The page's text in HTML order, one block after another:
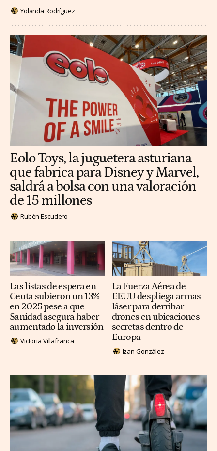
Yolanda Rodríguez
Eolo Toys, la juguetera asturiana
que fabrica para Disney y Marvel,
saldrá a bolsa con una valoración
de 15 millones
Rubén Escudero
Las listas de espera en
Ceuta subieron un 13%
en 2025 pese a que
Sanidad asegura haber
aumentado la inversión
Victoria Villafranca
La Fuerza Aérea de
EEUU despliega armas
láser para derribar
drones en ubicaciones
secretas dentro de
Europa
Izan González